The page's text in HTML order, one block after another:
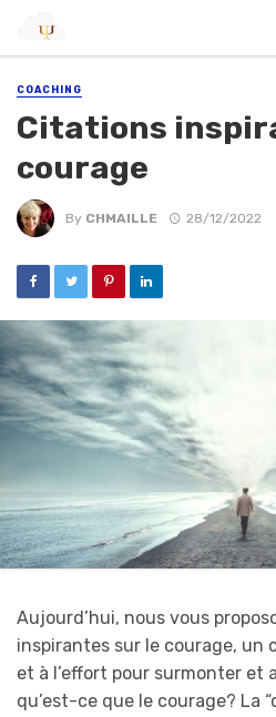
COACHING
Citations
courage
By CHMAILLE 28/12/2022
Aujourd’hui, nous vous
inspirantes sur le courage, un
et à l’effort pour surmonter et
qu’est-ce que le courage? La